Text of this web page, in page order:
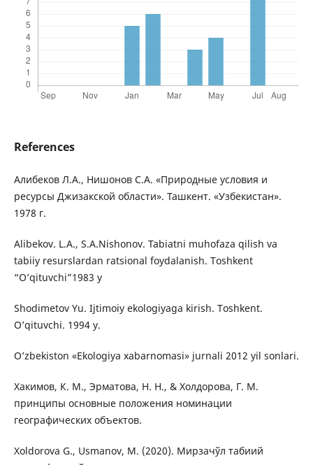
References
Aлибеков Л.A., Нишонов С.A. «Природные условия и
ресурсы Джизакской области». Taшкент. «Узбекистан».
1978 г.
Alibekov. L.A., S.A.Nishonov. Tabiatni muhofaza qilish va
tabiiy resurslardan ratsional foydalanish. Toshkent
“O’qituvchi”1983 y
Shodimetov Yu. Ijtimoiy ekologiyaga kirish. Toshkent.
O’qituvchi. 1994 y.
O’zbekiston «Ekologiya xabarnomasi» jurnali 2012 yil sonlari.
Хакимов, К. М., Эрматова, Н. Н., & Холдорова, Г. M.
принципы основные положения номинации
географических объектов.
Xoldorova G., Usmanov, M. (2020). Мирзачўл табиий